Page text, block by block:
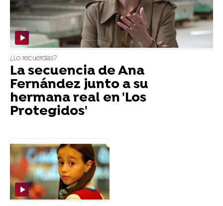
¿Lo recuerdas?
La secuencia de Ana
Fernández junto a su
hermana real en 'Los
Protegidos'